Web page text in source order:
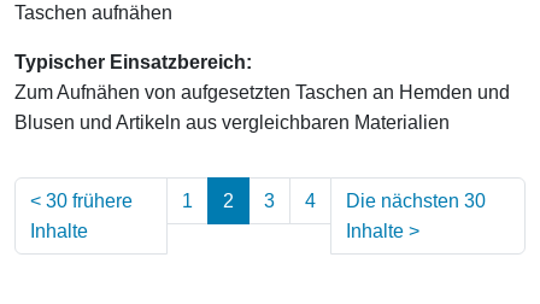
Taschen aufnähen
Typischer Einsatzbereich:
Zum Aufnähen von aufgesetzten Taschen an Hemden und
Blusen und Artikeln aus vergleichbaren Materialien
< 30 frühere
Inhalte
1
2
3 4
Die nächsten 30
Inhalte >